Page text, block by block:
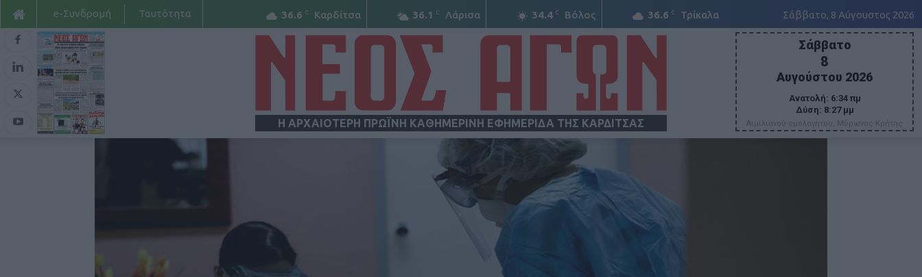
36.6 C Καρδίτσα 36.1 C Λάρισα 34.4 C Βόλος 36.6 C Τρίκαλα Σάββατο, 8 Αύγουστος 2026
e-Συνδρομή Ταυτότητα
Η ΑΡΧΑΙΟΤΕΡΗ ΠΡΩΪΝΗ ΚΑΘΗΜΕΡΙΝΗ ΕΦΗΜΕΡΙΔΑ ΤΗΣ ΚΑΡΔΙΤΣΑΣ
Σάββατο
8
Αυγούστου 2026
Ανατολή: 6:34 πμ
Δύση: 8:27 μμ
Αιμιλιανού ομολογήτου, Μύρωνος Κρήτης